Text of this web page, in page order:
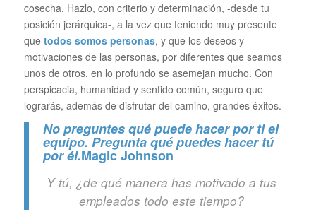
cosecha. Hazlo, con criterio y determinación, -desde tu
posición jerárquica-, a la vez que teniendo muy presente
que todos somos personas, y que los deseos y
motivaciones de las personas, por diferentes que seamos
unos de otros, en lo profundo se asemejan mucho. Con
perspicacia, humanidad y sentido común, seguro que
lograrás, además de disfrutar del camino, grandes éxitos.
No preguntes qué puede hacer por ti el
equipo. Pregunta qué puedes hacer tú
por él.Magic Johnson
Y tú, ¿de qué manera has motivado a tus
empleados todo este tiempo?